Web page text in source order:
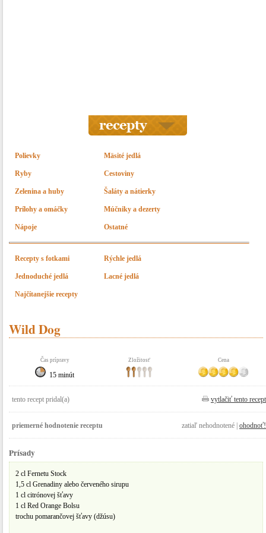
Polievky Mäsité jedlá
Ryby Cestoviny
Zelenina a huby Šaláty a nátierky
Prílohy a omáčky Múčniky a dezerty
Nápoje Ostatné
Recepty s fotkami Rýchle jedlá
Jednoduché jedlá Lacné jedlá
Najčítanejšie recepty
Wild Dog
Čas prípravy Zložitosť Cena
15 minút
tento recept pridal(a) vytlačiť tento recept
priemerné hodnotenie receptu zatiaľ nehodnotené | ohodnoť!
Prísady
2 cl Fernetu Stock
1,5 cl Grenadiny alebo červeného sirupu
1 cl citrónovej šťavy
1 cl Red Orange Bolsu
trochu pomarančovej šťavy (džúsu)